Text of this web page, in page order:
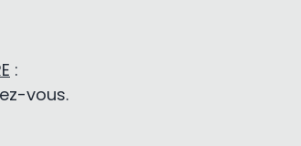
:
vous.